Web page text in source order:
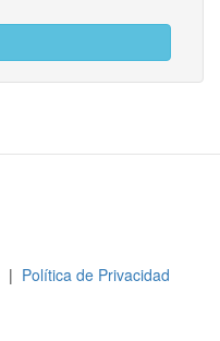
| Política de Privacidad